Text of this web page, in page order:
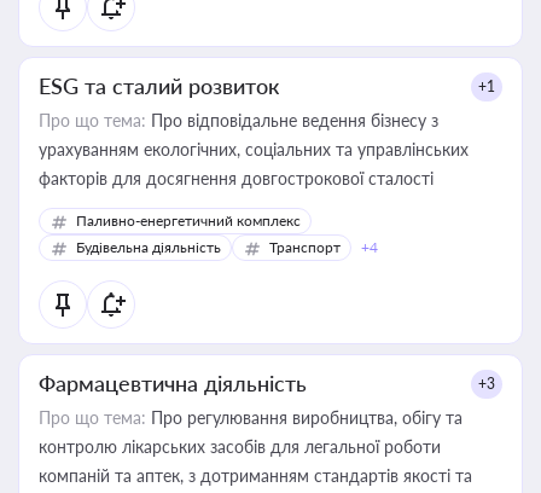
ESG та сталий розвиток +1
Про що тема: Про відповідальне ведення бізнесу з
урахуванням екологічних, соціальних та управлінських
факторів для досягнення довгострокової сталості
Паливно-енергетичний комплекс
Будівельна діяльність
Транспорт +4
Фармацевтична діяльність +3
Про що тема: Про регулювання виробництва, обігу та
контролю лікарських засобів для легальної роботи
компаній та аптек, з дотриманням стандартів якості та